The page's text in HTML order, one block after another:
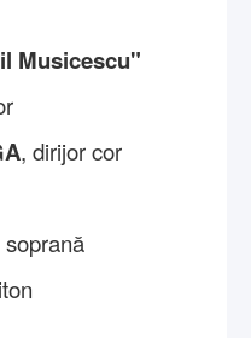
Musicescu"
, dirijor cor
soprană